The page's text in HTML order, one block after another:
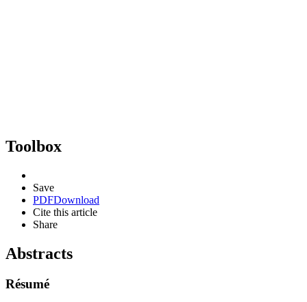
Toolbox
Save
PDFDownload
Cite this article
Share
Abstracts
Résumé